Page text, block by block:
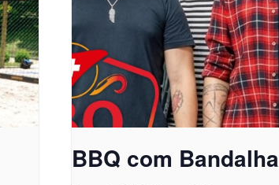
BBQ com Bandalha